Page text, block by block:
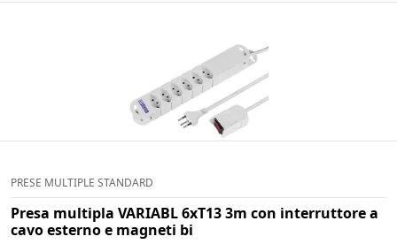
PRESE MULTIPLE STANDARD
Presa multipla VARIABL 6xT13 3m con interruttore a
cavo esterno e magneti bi